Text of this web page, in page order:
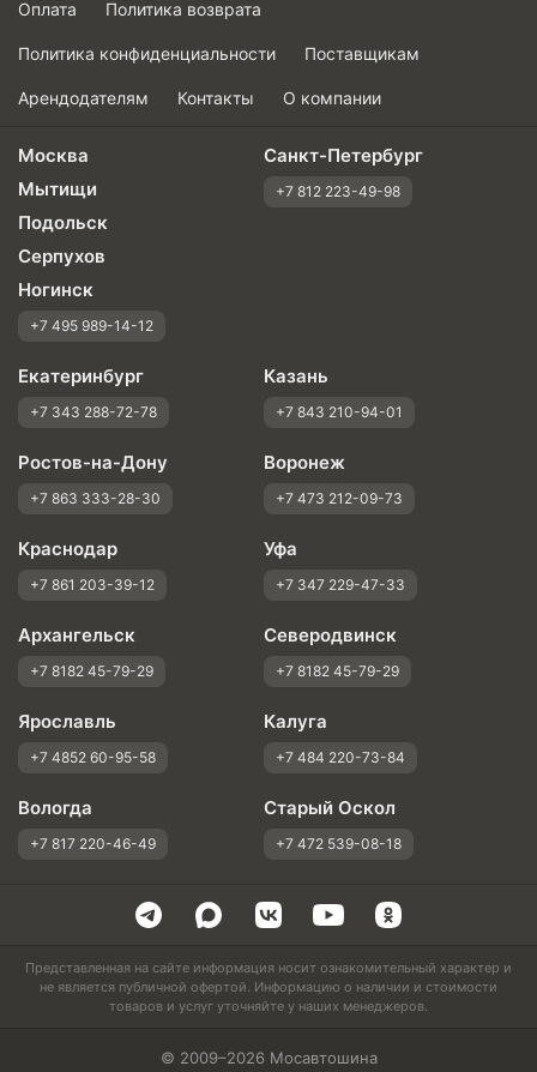
Оплата Политика возврата
Политика конфиденциальности Поставщикам
Арендодателям Контакты О компании
Москва
Мытищи
Подольск
Серпухов
Ногинск
+7 495 989-14-12
Санкт-Петербург
+7 812 223-49-98
Екатеринбург
+7 343 288-72-78
Казань
+7 843 210-94-01
Ростов-на-Дону
+7 863 333-28-30
Воронеж
+7 473 212-09-73
Краснодар
+7 861 203-39-12
Уфа
+7 347 229-47-33
Архангельск
+7 8182 45-79-29
Северодвинск
+7 8182 45-79-29
Ярославль
+7 4852 60-95-58
Калуга
+7 484 220-73-84
Вологда
+7 817 220-46-49
Старый Оскол
+7 472 539-08-18
Представленная на сайте информация носит ознакомительный характер и
не является публичной офертой. Информацию о наличии и стоимости
товаров и услуг уточняйте у наших менеджеров.
© 2009–2026 Мосавтошина